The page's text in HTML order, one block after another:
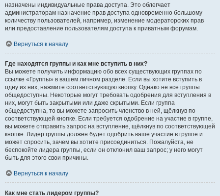
назначены индивидуальные права доступа. Это облегчает
администраторам назначение прав доступа одновременно большому
количеству пользователей, например, изменение модераторских прав
или предоставление пользователям доступа к приватным форумам.
Вернуться к началу
Где находятся группы и как мне вступить в них?
Вы можете получить информацию обо всех существующих группах по
ссылке «Группы» в вашем личном разделе. Если вы хотите вступить в
одну из них, нажмите соответствующую кнопку. Однако не все группы
общедоступны. Некоторые могут требовать одобрения для вступления в
них, могут быть закрытыми или даже скрытыми. Если группа
общедоступна, то вы можете запросить членство в ней, щёлкнув по
соответствующей кнопке. Если требуется одобрение на участие в группе,
вы можете отправить запрос на вступление, щёлкнув по соответствующей
кнопке. Лидер группы должен будет одобрить ваше участие в группе и
может спросить, зачем вы хотите присоединиться. Пожалуйста, не
беспокойте лидера группы, если он отклонил ваш запрос; у него могут
быть для этого свои причины.
Вернуться к началу
Как мне стать лидером группы?